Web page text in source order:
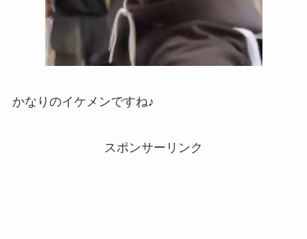
かなりのイケメンですね♪
スポンサーリンク